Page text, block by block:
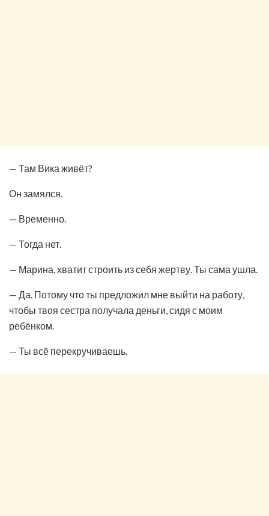
— Там Вика живёт?
Он замялся.
— Временно.
— Тогда нет.
— Марина, хватит строить из себя жертву. Ты сама ушла.
— Да. Потому что ты предложил мне выйти на работу,
чтобы твоя сестра получала деньги, сидя с моим
ребёнком.
— Ты всё перекручиваешь.